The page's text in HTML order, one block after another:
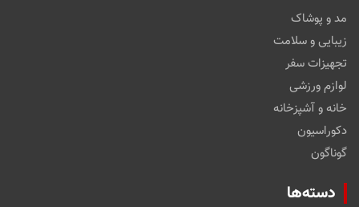
مد و پوشاک
زیبایی و سلامت
تجهیزات سفر
لوازم ورزشی
خانه و آشپزخانه
دکوراسیون
گوناگون
دسته‌ها